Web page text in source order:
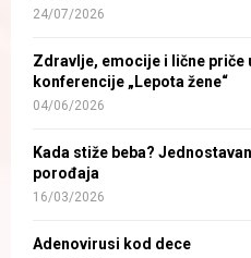
24/07/2026
Zdravlje, emocije i lične priče
konferencije „Lepota žene“
04/06/2026
Kada stiže beba?
porođaja
16/03/2026
Adenovirusi kod dece